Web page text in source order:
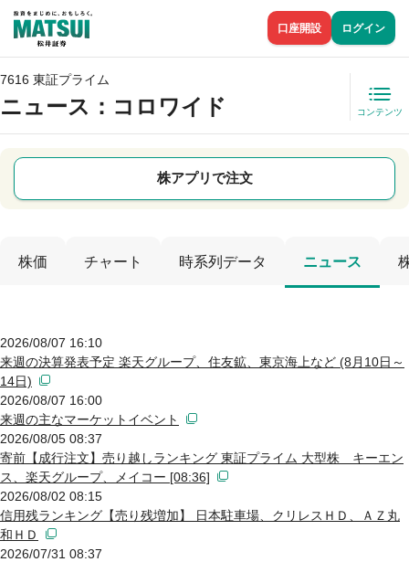
口座開設 ログイン
7616 東証プライム
ニュース ：コロワイド コンテンツ
株アプリで注文
株価 チャート 時系列データ ニュース
2026/08/07 16:10
来週の決算発表予定 楽天グループ、住友鉱、東京海上など (8月10日～
14日)
2026/08/07 16:00
来週の主なマーケットイベント
2026/08/05 08:37
寄前【成行注文】売り越しランキング 東証プライム 大型株 キーエン
ス、楽天グループ、メイコー [08:36]
2026/08/02 08:15
信用残ランキング【売り残増加】 日本駐車場、クリレスＨＤ、ＡＺ丸
和ＨＤ
2026/07/31 08:37